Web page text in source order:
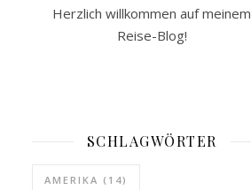
Herzlich willkommen auf meinem
Reise-Blog!
SCHLAGWÖRTER
AMERIKA (14)